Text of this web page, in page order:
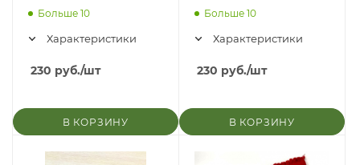
Больше 10
Характеристики
230 руб./шт
В КОРЗИНУ
капучино
Больше 10
Характеристики
230 руб./шт
В КОРЗИНУ